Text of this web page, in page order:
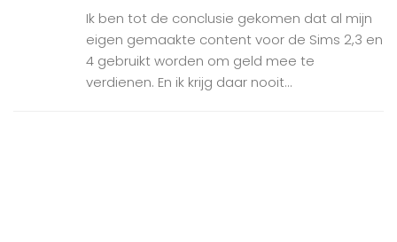
Ik ben tot de conclusie gekomen dat al mijn
eigen gemaakte content voor de Sims 2,3 en
4 gebruikt worden om geld mee te
verdienen. En ik krijg daar nooit...